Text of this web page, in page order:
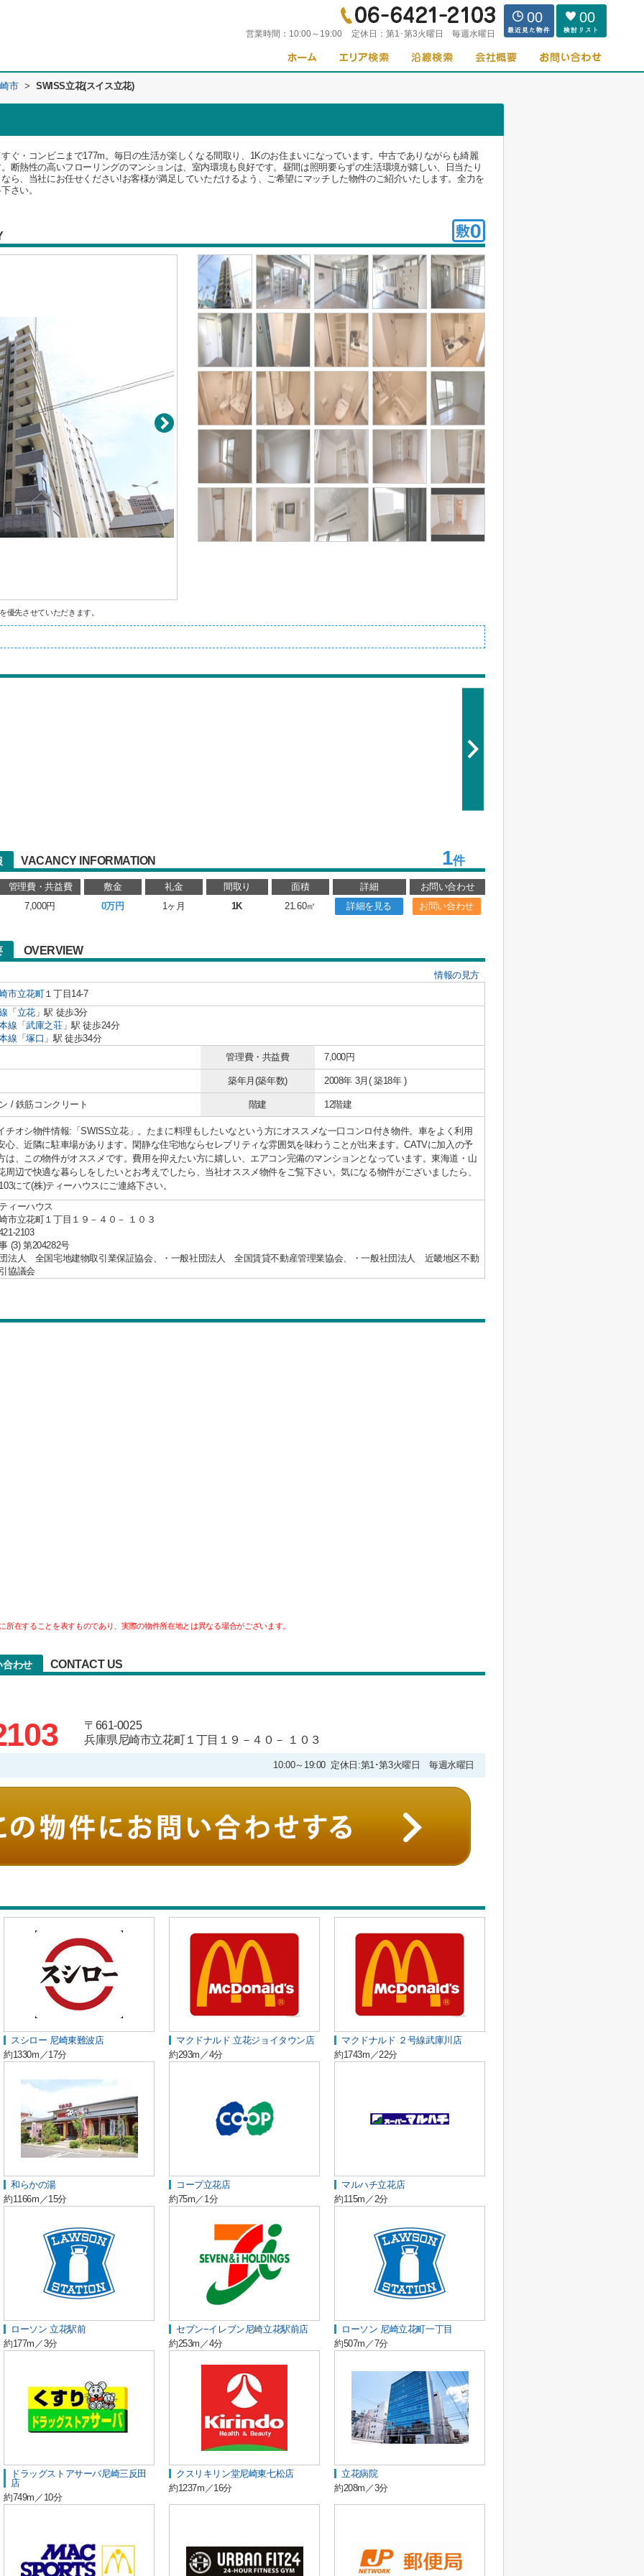
営業時間： 10:00～19:00 定休日： 第1･第3火曜日 毎週水曜日
00 00
市 > SWISS立花(スイス立花)
ぐ・コンビニまで177m。毎日の生活が楽しくなる間取り、1Kのお住まいになっています。中古でありながらも綺麗
断熱性の高いフローリングのマンションは、室内環境も良好です。昼間は照明要らずの生活環境が嬉しい、日当たり
ら、当社にお任せください!お客様が満足していただけるよう、ご希望にマッチした物件のご紹介いたします。全力を
さい。
先させていただきます。
VACANCY INFORMATION 1件
管理費・共益費 敷金 礼金 間取り 面積 詳細
お問い合わせ
7,000円 0万円 1ヶ月 1K 21.60㎡ 詳細を見る お問い合わせ
OVERVIEW
情報の見方
市立花町１丁目14-7
「 立花」駅 徒歩3分
線 「武庫之荘」駅 徒歩24分
線 「塚口 」駅 徒歩34分
管理費・共益費 7,000円
築年月(築年数) 2008年 3月( 築18年 )
/ 鉄筋コンクリート 階建 12階建
チオシ物件情報:「SWISS立花」。たまに料理もしたいなという方にオススメな一口コンロ付き物件。車をよく利用
心、近隣に駐車場があります。閑静な住宅地ならセレブリティな雰囲気を味わうことが出来ます。CATVに加入の予
は、この物件がオススメです。費用を抑えたい方に嬉しい、エアコン完備のマンションとなっています。東海道・山
周辺で快適な暮らしをしたいとお考えでしたら、当社オススメ物件をご覧下さい。気になる物件がございましたら、
にて(株)ティーハウスにご連絡下さい。
ィーハウス
市立花町１丁目１９－４０－ １０３
2103
(3) 第204282号
団法人 全国宅地建物取引業保証協会、・一般社団法人 全国賃貸不動産管理業協会、・一般社団法人 近畿地区不動
協議会
在することを表すものであり、実際の物件所在地とは異なる場合がございます。
合わせ CONTACT US
〒661-0025
兵庫県尼崎市立花町１丁目１９－４０－ １０３
10:00～19:00 定休日:第1･第3火曜日 毎週水曜日
スシロー 尼崎東難波店
約1330m／17分
マクドナルド 立花ジョイタウン店
約293m／4分
マクドナルド ２号線武庫川店
約1743m／22分
和らかの湯
約1166m／15分
コープ立花店
約75m／1分
マルハチ立花店
約115m／2分
ローソン 立花駅前
約177m／3分
セブン−イレブン尼崎立花駅前店
約253m／4分
ローソン 尼崎立花町一丁目
約507m／7分
ドラッグストアサーバ尼崎三反田
店
約749m／10分
クスリキリン堂尼崎東七松店
約1237m／16分
立花病院
約208m／3分